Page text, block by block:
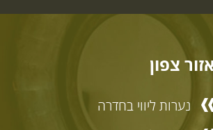
אזור צפון
נערות ליווי בחדרה